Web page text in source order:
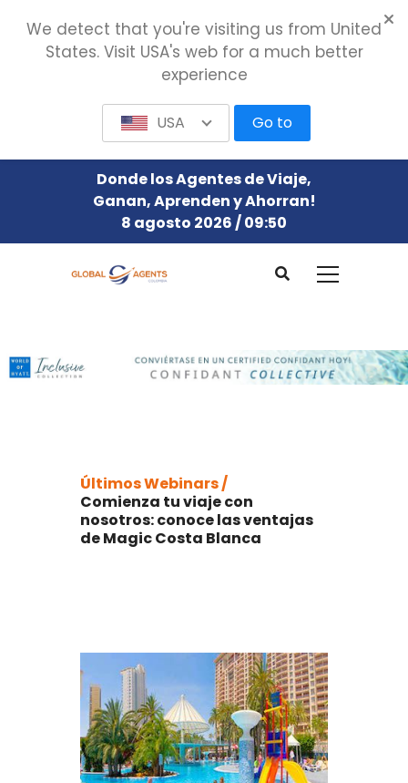
Donde los Agentes de Viaje,
Ganan, Aprenden y Ahorran!
8 agosto 2026 / 09:50
Últimos Webinars /
Comienza tu viaje con
nosotros: conoce las ventajas
de Magic Costa Blanca
We detect that you're visiting us from United
States. Visit USA's web for a much better
experience
USA Go to